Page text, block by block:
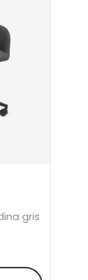
gris